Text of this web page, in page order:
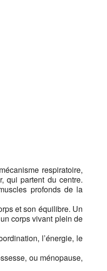
respiratoire,
qui partent du centre.
profonds de la
et son équilibre. Un
corps vivant plein de
l’énergie, le
ou ménopause,